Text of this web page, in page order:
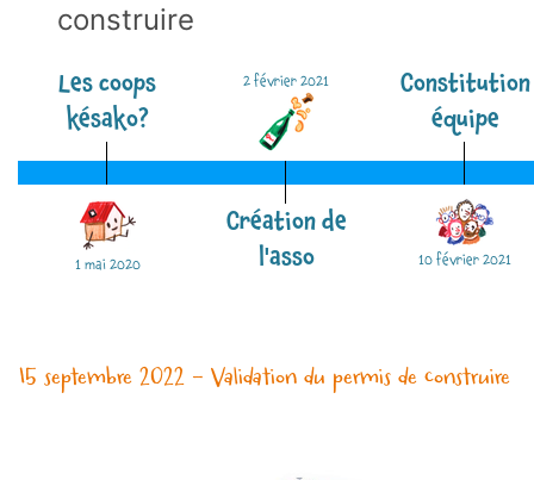
construire
Les coops
késako?
1 mai 2020
Création de
l'asso
2 février 2021
Constitution
équipe
10 février 2021
15 septembre 2022 - Validation du permis de construire